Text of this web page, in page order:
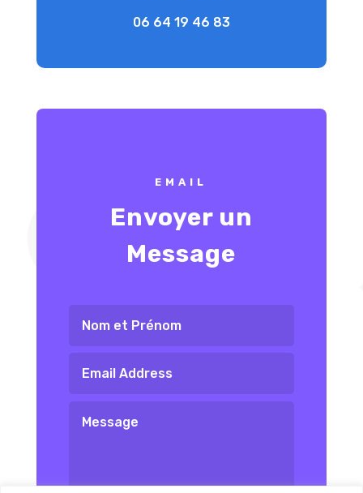
06 64 19 46 83
EMAIL
Envoyer un
Message